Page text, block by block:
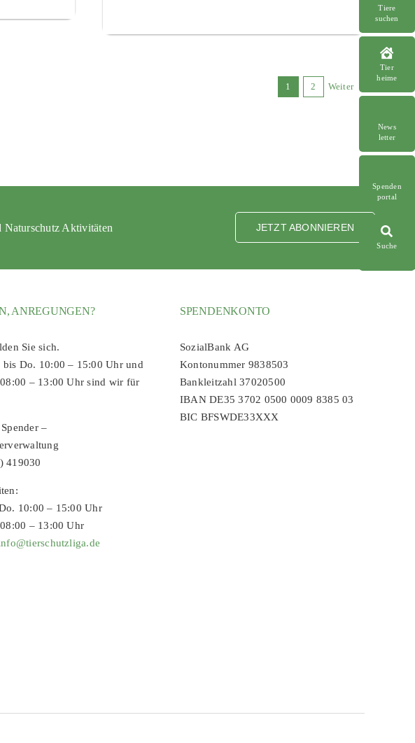
Tiere
suchen
Tier
heime
News
letter
Spenden
portal
Suche
1 2 Weiter
Naturschutz Aktivitäten JETZT ABONNIEREN
ANREGUNGEN?
Sie sich.
bis Do. 10:00 – 15:00 Uhr und
– 13:00 Uhr sind wir für
–
419030
10:00 – 15:00 Uhr
– 13:00 Uhr
SPENDENKONTO
SozialBank AG
Kontonummer 9838503
Bankleitzahl 37020500
IBAN DE35 3702 0500 0009 8385 03
BIC BFSWDE33XXX